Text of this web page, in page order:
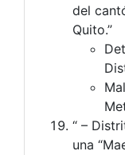
del
Quito.”
“ –
una